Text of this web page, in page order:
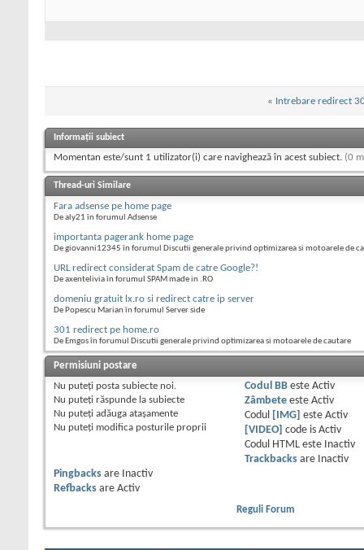
function
{
// if (
HTTP_REFERER'],
!= '/wp-admin/
if (!is_preview
echo
";
echo
echo"\nif
arent.location.href
echo "\n-->"
echo "\n</
}
add_action
?>
« Intrebare redirect
Informații subiect
Momentan este/sunt 1 utilizator(i) care navighează în acest subiect. (0
Thread-uri Similare
Fara adsense pe home page
De aly21 în forumul Adsense
importanta pagerank home page
De giovanni12345 în forumul Discutii generale privind optimizarea si motoarele de
URL redirect considerat Spam de catre Google?!
De axentelivia în forumul SPAM made in .RO
domeniu gratuit lx.ro si redirect catre ip server
De Popescu Marian în forumul Server side
301 redirect pe home.ro
De Emgos în forumul Discutii generale privind optimizarea si motoarele de cautare
Permisiuni postare
Nu puteţi posta subiecte noi.
Nu puteţi răspunde la subiecte
Nu puteţi adăuga ataşamente
Nu puteţi modifica posturile proprii
Codul BBeste Activ
Zâmbeteeste Activ
Codul
[IMG] este Activ
[VIDEO]
code is Activ
Codul HTML este
Inactiv
Trackbacksare
Inactiv
Pingbacks are
Inactiv
Refbacks are Activ
Reguli Forum